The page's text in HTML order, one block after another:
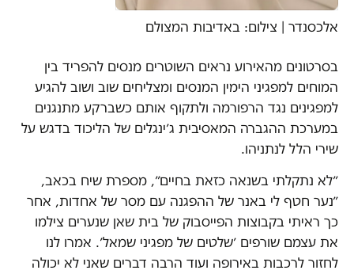
אלכסנדר | צילום: באדיבות המצולם
בסרטונים מהאירוע נראים השוטרים מנסים להפריד בין
המוחים למפגיני הימין המנסים ומצליחים שוב ושוב להגיע
למפגינים נגד הרפורמה ולתקוף אותם כשברקע מתנגנים
במערכת ההגברה המאסיבית ג׳ינגלים של הליכוד בדגש על
שירי הלל לנתניהו.
״לא נתקלתי בשנאה כזאת בחיים״, מספרת שיח בכאב,
״נער חטף לי באנר של ההפגנה עם מסר של אחדות, אחר
כך ראיתי בקבוצות הפייסבוק של בית שאן שנערים צילמו
את עצמם שורפים ׳שלטים של מפגיני שמאל׳. אמרו לנו
לחזור לרכבות באירופה ועוד הרבה דברים שאני לא יכולה